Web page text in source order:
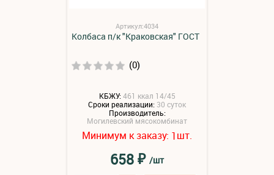
Артикул:4034
Колбаса п/к "Краковская" ГОСТ
(0)
КБЖУ: 461 ккал 14/45
Сроки реализации: 30 суток
Производитель:
Могилевский мясокомбинат
Минимум к заказу: 1шт.
658₽ /шт